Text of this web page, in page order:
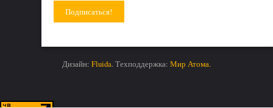
Дизайн: Fluida. Техподдержка: Мир Атома.